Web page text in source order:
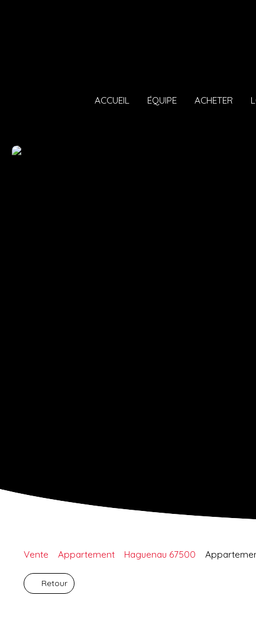
ACCUEIL ÉQUIPE ACHETER
Vente Appartement Haguenau 67500
Retour